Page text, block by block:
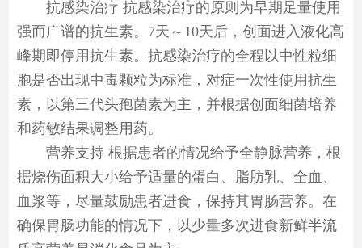
抗感染治疗 抗感染治疗的原则为早期足量使用
强而广谱的抗生素。7天～10天后，创面进入液化高
峰期即停用抗生素。抗感染治疗的全程以中性粒细
胞是否出现中毒颗粒为标准，对症一次性使用抗生
素，以第三代头孢菌素为主，并根据创面细菌培养
和药敏结果调整用药。
营养支持 根据患者的情况给予全静脉营养，根
据烧伤面积大小给予适量的蛋白、脂肪乳、全血、
血浆等，尽量鼓励患者进食，保持其胃肠营养。在
确保胃肠功能的情况下，以少量多次进食新鲜半流